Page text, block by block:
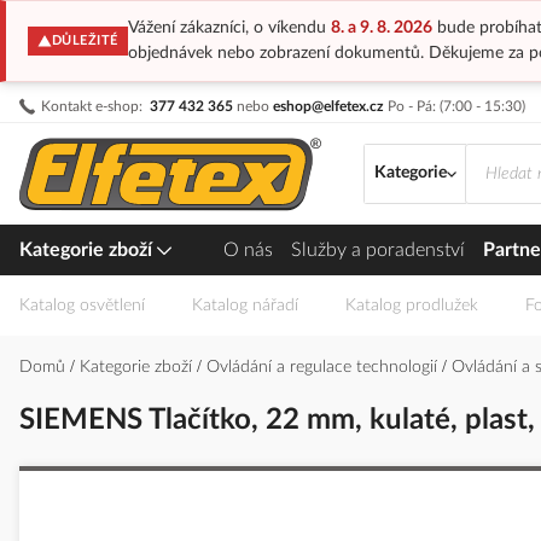
DŮLEŽITÉ
Vážení zákazníci, o víkendu 8. a 9. 8. 2026bude probíhat
objednávek nebo zobrazení dokumentů. Děkujeme za
Kontakt e-shop: 377 432 365 nebo eshop@elfetex.cz Po - Pá: (7:00 - 15:30)
Přejít
obsah
Kategorie
Kategorie zboží O nás Služby a poradenství
Katalog osvětlení Katalog nářadí Katalog prodlužek
Domů Kategorie zboží Ovládání a regulace technologií Ovládání a
SIEMENS Tlačítko, 22 mm, kulaté,